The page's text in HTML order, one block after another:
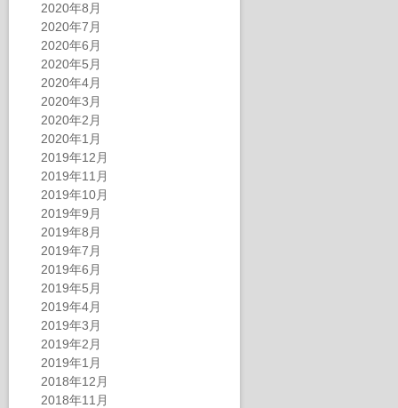
2020年8月
2020年7月
2020年6月
2020年5月
2020年4月
2020年3月
2020年2月
2020年1月
2019年12月
2019年11月
2019年10月
2019年9月
2019年8月
2019年7月
2019年6月
2019年5月
2019年4月
2019年3月
2019年2月
2019年1月
2018年12月
2018年11月